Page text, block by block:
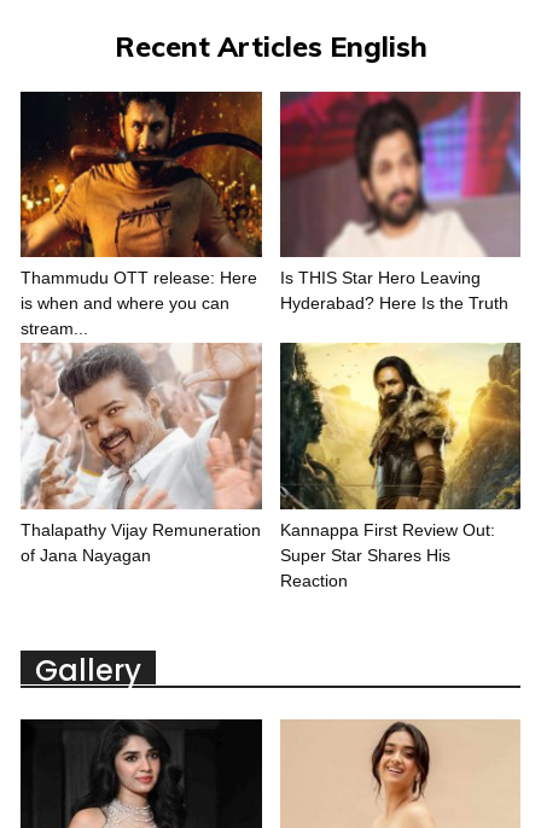
Recent Articles English
Thammudu OTT release: Here
is when and where you can
stream...
Is THIS Star Hero Leaving
Hyderabad? Here Is the Truth
Thalapathy Vijay Remuneration
of Jana Nayagan
Kannappa First Review Out:
Super Star Shares His
Reaction
Gallery